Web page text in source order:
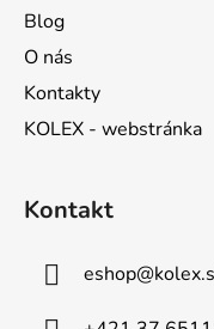
Blog
O nás
Kontakty
KOLEX - webstránka
Kontakt
eshop@